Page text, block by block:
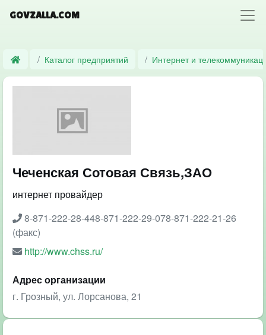
GOVZALLA.COM
Каталог предприятий Интернет и
Чеченская Сотовая Связь,ЗАО
интернет провайдер
8-871-222-28-448-871-222-29-078-871-222-21-26
(факс)
http://www.chss.ru/
Адрес организации
г. Грозный, ул. Лорсанова, 21